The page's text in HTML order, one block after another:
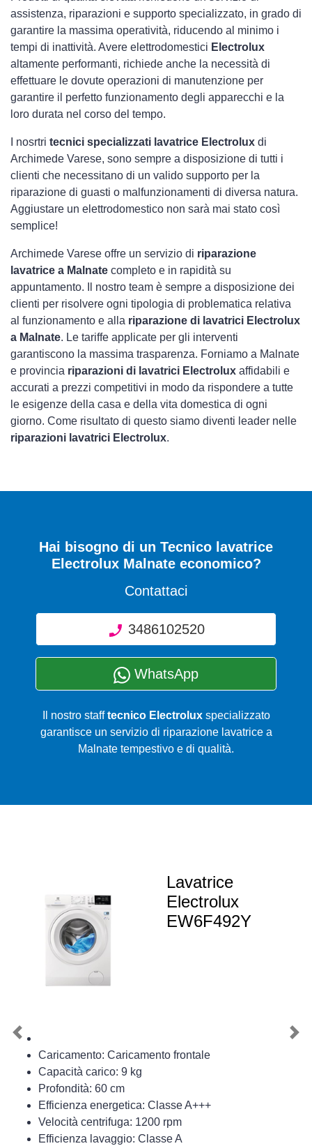
assistenza, riparazioni e supporto specializzato, in grado di
garantire la massima operatività, riducendo al minimo i
tempi di inattività. Avere elettrodomestici Electrolux
altamente performanti, richiede anche la necessità di
effettuare le dovute operazioni di manutenzione per
garantire il perfetto funzionamento degli apparecchi e la
loro durata nel corso del tempo.
I nosrtri tecnici specializzati lavatrice Electrolux di
Archimede Varese, sono sempre a disposizione di tutti i
clienti che necessitano di un valido supporto per la
riparazione di guasti o malfunzionamenti di diversa natura.
Aggiustare un elettrodomestico non sarà mai stato così
semplice!
Archimede Varese offre un servizio di riparazione
lavatrice a Malnate completo e in rapidità su
appuntamento. Il nostro team è sempre a disposizione dei
clienti per risolvere ogni tipologia di problematica relativa
al funzionamento e alla riparazione di lavatrici Electrolux
a Malnate. Le tariffe applicate per gli interventi
garantiscono la massima trasparenza. Forniamo a Malnate
e provincia riparazioni di lavatrici Electrolux affidabili e
accurati a prezzi competitivi in modo da rispondere a tutte
le esigenze della casa e della vita domestica di ogni
giorno. Come risultato di questo siamo diventi leader nelle
riparazioni lavatrici Electrolux.
Hai bisogno di un Tecnico lavatrice
Electrolux Malnate economico?
Contattaci
3486102520
WhatsApp
Il nostro stafftecnico Electroluxspecializzato
garantisce un servizio di riparazione lavatrice a
Malnate tempestivo e di qualità.
Lavatrice
Electrolux
EW6F492Y
Caricamento: Caricamento frontale
Capacità carico: 9 kg
Profondità: 60 cm
Efficienza energetica: Classe A+++
Velocità centrifuga: 1200 rpm
Efficienza lavaggio: Classe A
Previous